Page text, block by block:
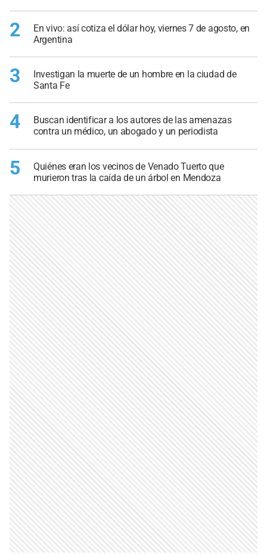
2
En vivo: así cotiza el dólar hoy, viernes 7 de agosto, en
Argentina
3
Investigan la muerte de un hombre en la ciudad de
Santa Fe
4
Buscan identificar a los autores de las amenazas
contra un médico, un abogado y un periodista
5
Quiénes eran los vecinos de Venado Tuerto que
murieron tras la caída de un árbol en Mendoza